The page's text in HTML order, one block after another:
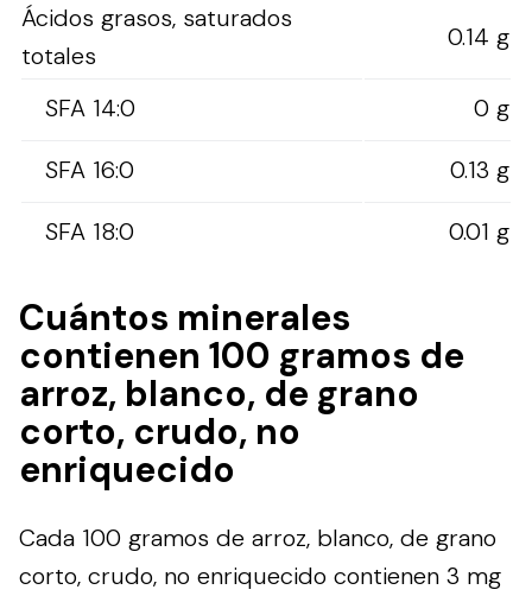
Ácidos grasos, saturados
totales
0.14 g
SFA 14:0
0 g
SFA 16:0
0.13 g
SFA 18:0
0.01 g
Cuántos minerales
contienen 100 gramos de
arroz, blanco, de grano
corto, crudo, no
enriquecido
Cada 100 gramos de arroz, blanco, de grano
corto, crudo, no enriquecido contienen 3 mg